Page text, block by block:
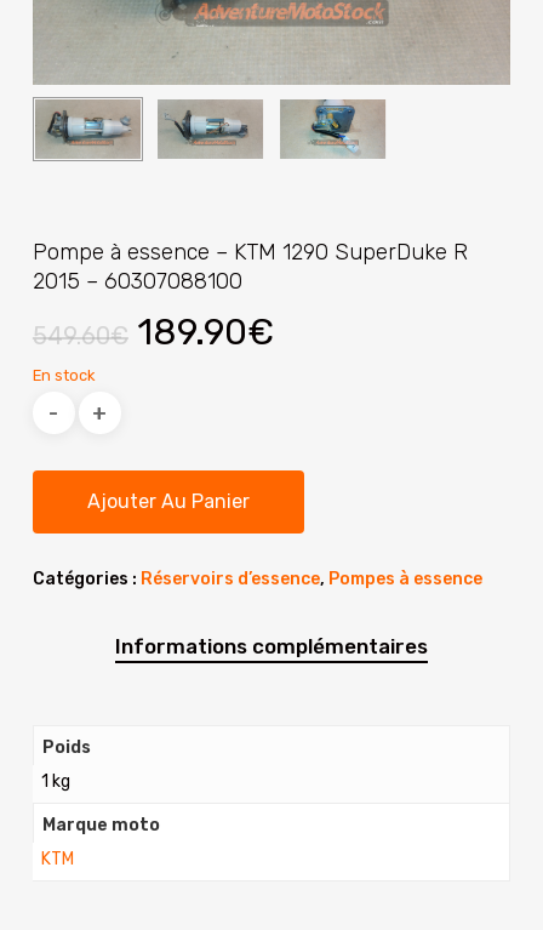
Pompe à essence – KTM 1290 SuperDuke R
2015 – 60307088100
549.60€ Le
549.60€.
189.90€Le
189.90€.
En stock
Ajouter Au Panier
Catégories : Réservoirs d’essence, Pompes à essence
Informations complémentaires
Poids
1 kg
Marque moto
KTM